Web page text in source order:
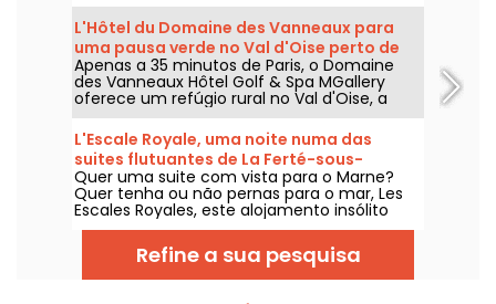
classificado como Monumento Histórico e
um palácio distinto.
L'Hôtel du Domaine des Vanneaux para
uma pausa verde no Val d'Oise perto de
l'Isle Adam-95
Apenas a 35 minutos de Paris, o Domaine
des Vanneaux Hôtel Golf & Spa MGallery
oferece um refúgio rural no Val d'Oise, a
dois passos de L'Isle-Adam. Situado no
coração de um campo de golfe verdejante,
este estabelecimento de 4 estrelas oferece
uma estadia que combina bem-estar,
gastronomia e actividades ao ar livre, ideal
para um fim de semana relaxante a dois ou
para uma pausa em família.
L'Escale Royale, uma noite numa das
suites flutuantes de La Ferté-sous-
Jouarre (77)
Quer uma suite com vista para o Marne?
Quer tenha ou não pernas para o mar, Les
Escales Royales, este alojamento insólito
sobre a água, oferece-lhe a possibilidade de
passar uma noite (ou mais, se preferir)
numa das suas suites flutuantes perto de La
Ferté-sous-Jouarre.
Refine a sua pesquisa